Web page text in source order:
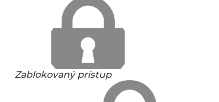
Zablokovaný prístup